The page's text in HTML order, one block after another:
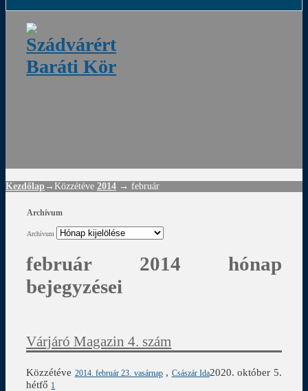
Kezdőlap →Közzétéve 2014 → február
Archívum
Archívum
február 2014 hónap
bejegyzései
Várjáró Magazin 4. szám
Közzétéve 2014. február 23. vasárnap , Császár Ida2020. október 5.
hétfő 1